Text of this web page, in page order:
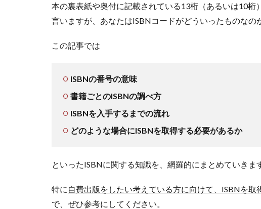
本の裏表紙や奥付に記載されている13桁（あるいは10桁
言いますが、あなたはISBNコードがどういったものなの
この記事では
ISBNの番号の意味
書籍ごとのISBNの調べ方
ISBNを入手するまでの流れ
どのような場合にISBNを取得する必要があるか
といったISBNに関する知識を、網羅的にまとめていきま
特に 自費出版をしたい考えている方に向けて、ISBNを取
で、ぜひ参考にしてください。